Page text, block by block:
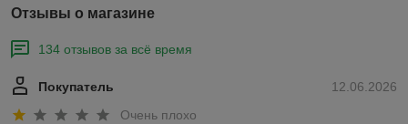
Отзывы о магазине
134 отзывов за всё время
12.06.2026
Покупатель
Очень плохо